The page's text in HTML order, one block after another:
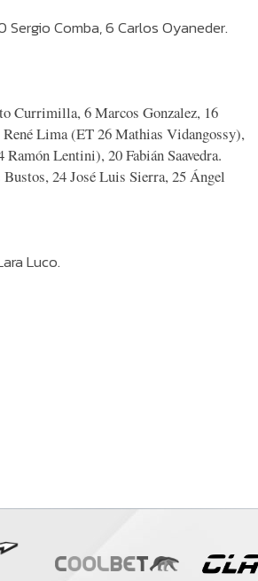
Sergio Comba, 6 Carlos Oyaneder.
Currimilla, 6 Marcos Gonzalez, 16
Lima (ET26 Mathias Vidangossy),
Ramón Lentini), 20 Fabián Saavedra.
24 José Luis Sierra, 25 Ángel
Luco.